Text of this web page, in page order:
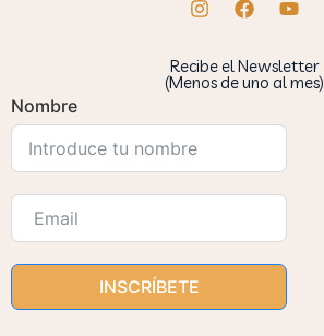
Recibe el Newsletter
(Menos de uno al mes)
Nombre
INSCRÍBETE